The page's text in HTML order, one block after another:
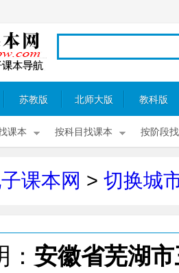
苏教版 北师大版 教科版
课本 按科目找课本 按阶段
课本网 > 切换城
安徽省芜湖